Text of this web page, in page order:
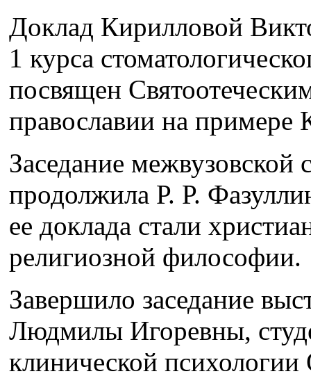
Доклад Кирилловой
1 курса
посвящен
православии на примере
Заседание межвузовской
продолжила Р. Р.
ее доклада стали
религиозной философии.
Завершило заседание
Людмилы Игоревны,
клинической